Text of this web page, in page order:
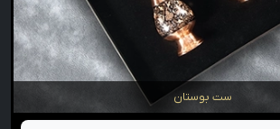
ست بوستان